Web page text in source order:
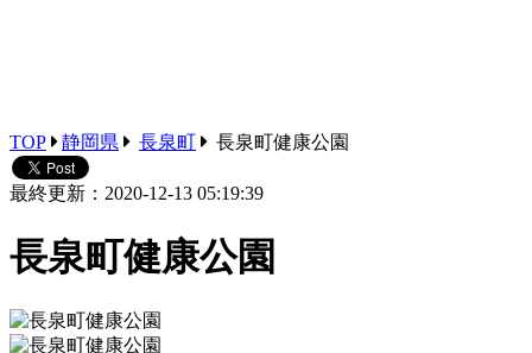
TOP 静岡県 長泉町 長泉町健康公園
最終更新：2020-12-13 05:19:39
長泉町健康公園